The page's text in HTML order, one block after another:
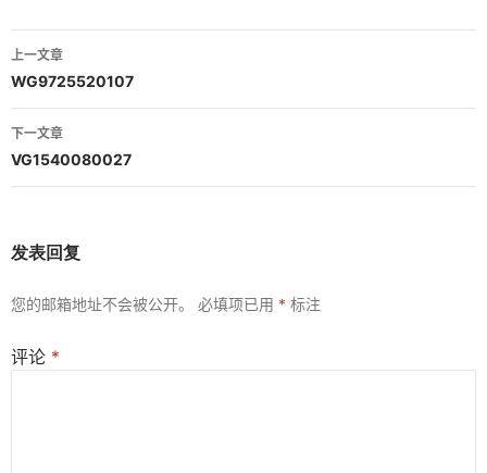
文
章
导
航
上一文章
WG9725520107
下一文章
VG1540080027
发表回复
您的邮箱地址不会被公开。 必填项已用 * 标注
评论 *